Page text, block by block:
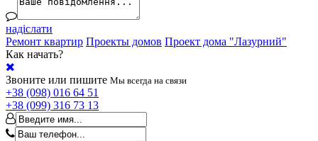
надіслати
Ремонт квартир Проекты домов Проект дома "Лазурний"
Как начать?
Звоните или пишите Мы всегда на связи
+38 (098) 016 64 51
+38 (099) 316 73 13